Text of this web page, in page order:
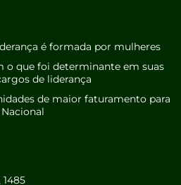
é formada por mulheres
o que foi determinante em suas
de liderança
de maior faturamento para